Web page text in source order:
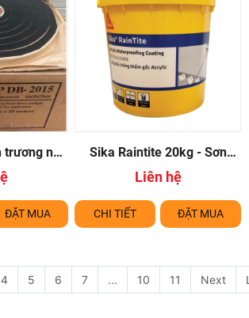
trương nở
ĐẶT MUA
Sika Raintite 20kg - Sơn
tường ngoài nhà .
Liên hệ
CHI TIẾT ĐẶT MUA
4 5 6 7 ... 10 11 Next